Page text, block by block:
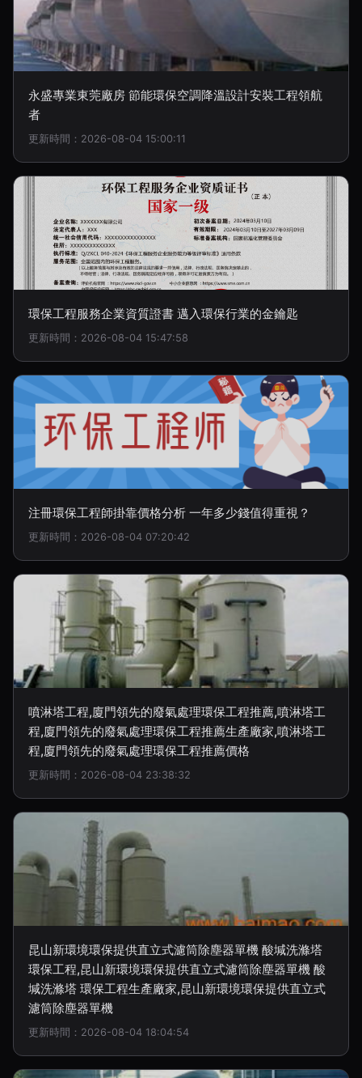
永盛專業東莞廠房 節能環保空調降溫設計安裝工程領航
者
更新時間：2026-08-04 15:00:11
環保工程服務企業資質證書 邁入環保行業的金鑰匙
更新時間：2026-08-04 15:47:58
注冊環保工程師掛靠價格分析 一年多少錢值得重視？
更新時間：2026-08-04 07:20:42
噴淋塔工程,廈門領先的廢氣處理環保工程推薦,噴淋塔工
程,廈門領先的廢氣處理環保工程推薦生產廠家,噴淋塔工
程,廈門領先的廢氣處理環保工程推薦價格
更新時間：2026-08-04 23:38:32
昆山新環境環保提供直立式濾筒除塵器單機 酸堿洗滌塔
環保工程,昆山新環境環保提供直立式濾筒除塵器單機 酸
堿洗滌塔 環保工程生產廠家,昆山新環境環保提供直立式
濾筒除塵器單機
更新時間：2026-08-04 18:04:54